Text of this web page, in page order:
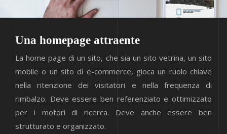
Una homepage attraente
La home page di un sito, che sia un sito vetrina, un sito
mobile o un sito di e-commerce, gioca un ruolo chiave
nella ritenzione dei visitatori e nella frequenza di
rimbalzo. Deve essere ben referenziato e ottimizzato
per i motori di ricerca. Deve anche essere ben
strutturato e organizzato.